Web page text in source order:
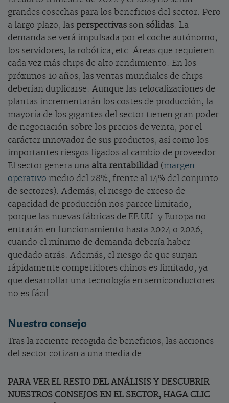
grandes cosechas para los beneficios del sector. Pero
a largo plazo, las perspectivas son sólidas. La
demanda se verá impulsada por el coche autónomo,
los servidores, la robótica, etc. Áreas que requieren
cada vez más chips de alto rendimiento. En los
próximos 10 años, las ventas mundiales de chips
deberían duplicarse. Aunque las relocalizaciones de
plantas incrementarán los costes de producción, la
mayoría de los gigantes del sector tienen gran poder
de negociación sobre los precios de venta, por el
carácter innovador de sus productos, así como los
importantes riesgos ligados al cambio de proveedor.
El sector genera una alta rentabilidad (margen
operativo medio del 28%, frente al 14% del conjunto
de sectores). Además, el riesgo de exceso de
capacidad de producción nos parece limitado,
porque las nuevas fábricas de EE UU. y Europa no
entrarán en funcionamiento hasta 2024 o 2026,
cuando el mínimo de demanda debería haber
quedado atrás. Además, el riesgo de que surjan
rápidamente competidores chinos es limitado, ya
que desarrollar una tecnología en semiconductores
no es fácil.
Nuestro consejo
Tras la reciente recogida de beneficios, las acciones
del sector cotizan a una media de...
PARA VER EL RESTO DEL ANÁLISIS Y DESCUBRIR
NUESTROS CONSEJOS EN EL SECTOR, HAGA CLIC